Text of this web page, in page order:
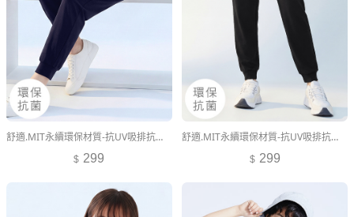
舒適.MIT永續環保材質-抗UV吸排抗菌束口長褲
299
舒適.MIT永續環保材質-抗UV吸排抗菌束口長褲
299